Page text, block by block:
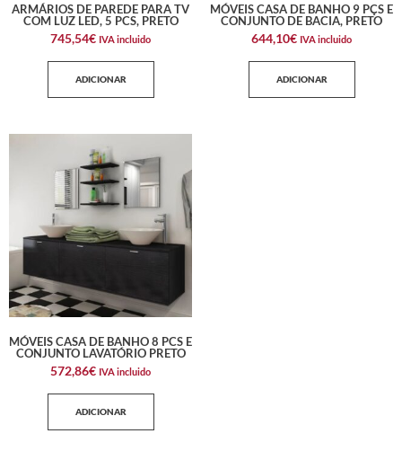
ARMÁRIOS DE PAREDE PARA TV
COM LUZ LED, 5 PCS, PRETO
745,54€ IVA incluido
ADICIONAR
MÓVEIS CASA DE BANHO 9 PÇS E
CONJUNTO DE BACIA, PRETO
644,10€ IVA incluido
ADICIONAR
MÓVEIS CASA DE BANHO 8 PCS E
CONJUNTO LAVATÓRIO PRETO
572,86€ IVA incluido
ADICIONAR